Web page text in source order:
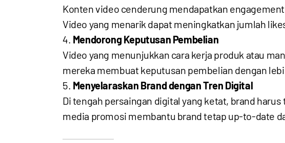
Konten video cenderung mendapatkan
Video yang menarik dapat meningkatkan jumlah
Mendorong Keputusan Pembelian
Video yang menunjukkan cara kerja produk atau
mereka membuat keputusan pembelian dengan
Menyelaraskan Brand dengan Tren Digital
Di tengah persaingan digital yang ketat, brand
media promosi membantu brand tetap up-to-date